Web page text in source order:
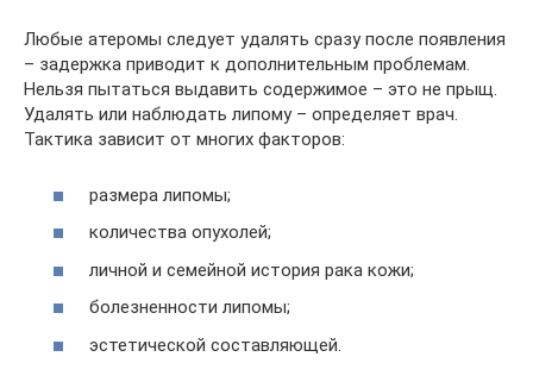
Любые атеромы следует удалять сразу после появления
– задержка приводит к дополнительным проблемам.
Нельзя пытаться выдавить содержимое – это не прыщ.
Удалять или наблюдать липому – определяет врач.
Тактика зависит от многих факторов:
размера липомы;
количества опухолей;
личной и семейной история рака кожи;
болезненности липомы;
эстетической составляющей.